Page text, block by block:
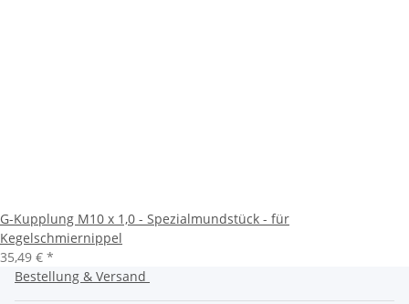
G-Kupplung M10 x 1,0 - Spezialmundstück - für
Kegelschmiernippel
35,49 € *
Bestellung & Versand